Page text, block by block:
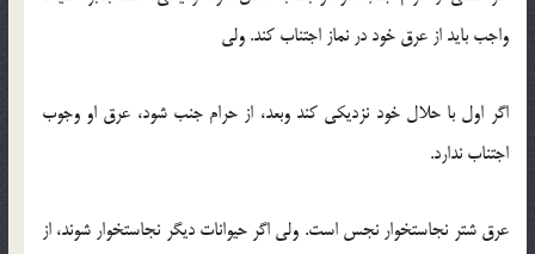
واجب باید از عرق خود در نماز اجتناب کند. ولی
اگر اول با حلال خود نزدیکی کند وبعد، از حرام جنب شود، عرق او وجوب
اجتناب ندارد.
عرق شتر نجاستخوار نجس است. ولی اگر حیوانات دیگر نجاستخوار شوند، از